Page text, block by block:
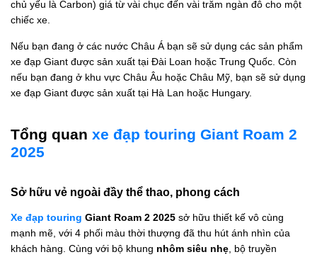
chủ yếu là Carbon) giá từ vài chục đến vài trăm ngàn đô cho một
chiếc xe.
Nếu bạn đang ở các nước Châu Á bạn sẽ sử dụng các sản phẩm
xe đạp Giant được sản xuất tại Đài Loan hoặc Trung Quốc. Còn
nếu bạn đang ở khu vực Châu Âu hoặc Châu Mỹ, bạn sẽ sử dụng
xe đạp Giant được sản xuất tại Hà Lan hoặc Hungary.
Tổng quan xe đạp touring Giant Roam 2
2025
Sở hữu vẻ ngoài đầy thể thao, phong cách
Xe đạp touring Giant Roam 2 2025 sở hữu thiết kế vô cùng
mạnh mẽ, với 4 phối màu thời thượng đã thu hút ánh nhìn của
khách hàng. Cùng với bộ khung nhôm siêu nhẹ , bộ truyền